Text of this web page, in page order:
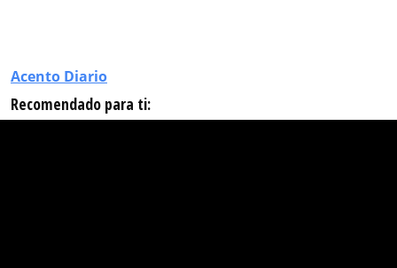
Acento Diario
Recomendado para ti: